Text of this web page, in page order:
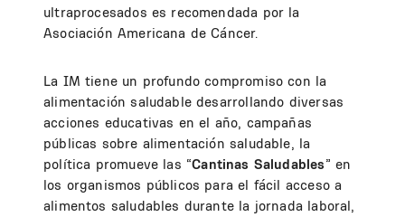
ultraprocesados es recomendada por la
Asociación Americana de Cáncer.
La IM tiene un profundo compromiso con la
alimentación saludable desarrollando diversas
acciones educativas en el año, campañas
públicas sobre alimentación saludable, la
política promueve las “Cantinas Saludables” en
los organismos públicos para el fácil acceso a
alimentos saludables durante la jornada laboral,